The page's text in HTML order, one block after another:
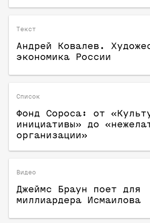
Текст
Андрей Ковалев.
экономика России
Список
Фонд Сороса: от
инициативы» до
организации»
Видео
Джеймс Браун поет для
миллиардера Исмаилова